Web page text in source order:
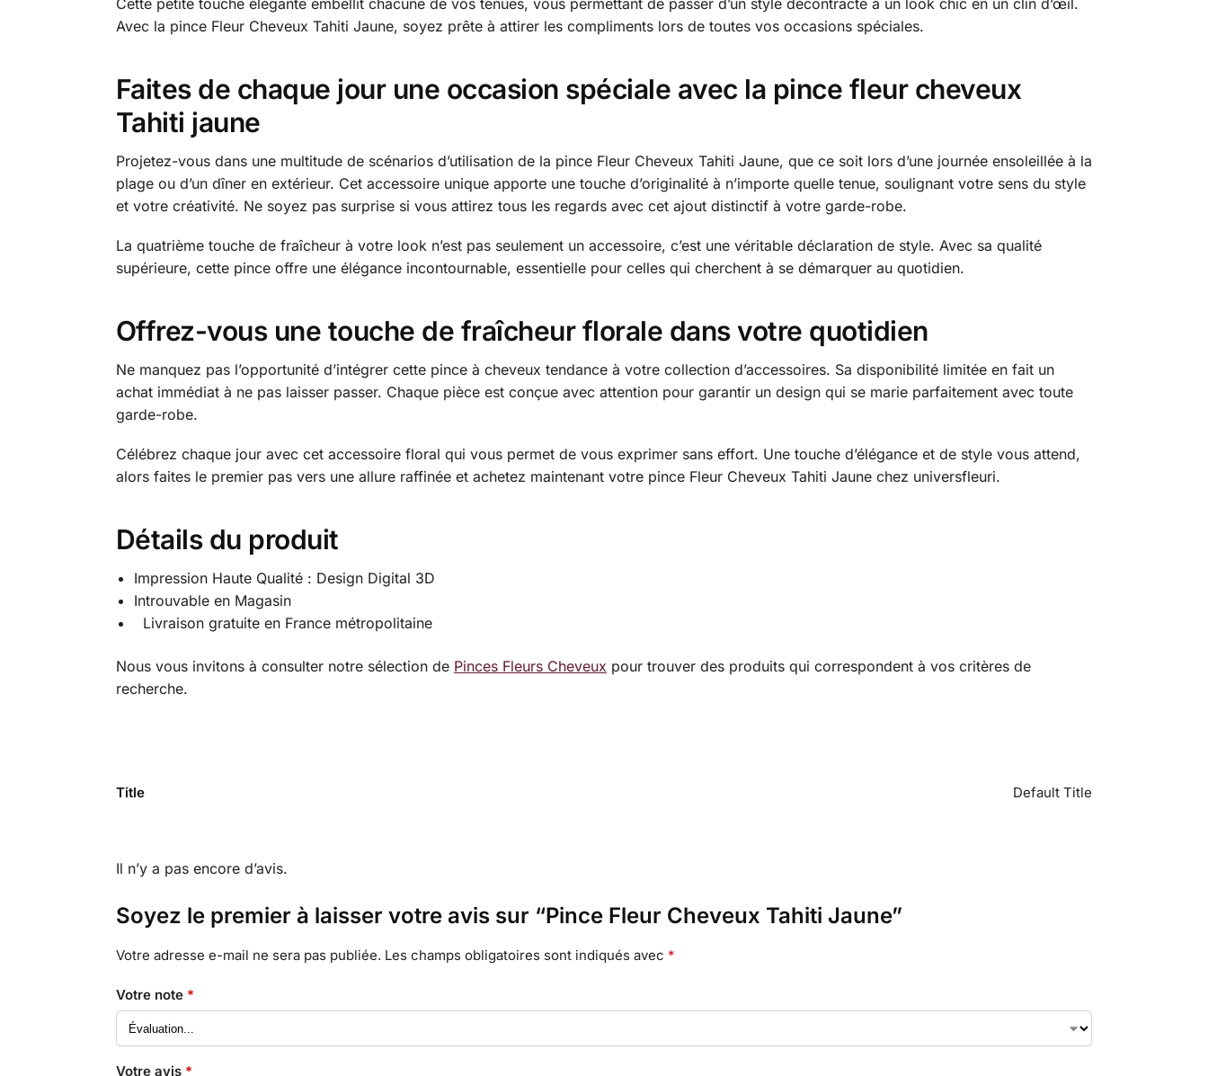
Cette petite touche élégante embellit chacune de vos tenues, vous permettant de passer d’un style décontracté à un look chic en un clin d’œil.
Avec la pince Fleur Cheveux Tahiti Jaune, soyez prête à attirer les compliments lors de toutes vos occasions spéciales.
Faites de chaque jour une occasion spéciale avec la pince fleur cheveux
Tahiti jaune
Projetez-vous dans une multitude de scénarios d’utilisation de la pince Fleur Cheveux Tahiti Jaune, que ce soit lors d’une journée ensoleillée à la
plage ou d’un dîner en extérieur. Cet accessoire unique apporte une touche d’originalité à n’importe quelle tenue, soulignant votre sens du style
et votre créativité. Ne soyez pas surprise si vous attirez tous les regards avec cet ajout distinctif à votre garde-robe.
La quatrième touche de fraîcheur à votre look n’est pas seulement un accessoire, c’est une véritable déclaration de style. Avec sa qualité
supérieure, cette pince offre une élégance incontournable, essentielle pour celles qui cherchent à se démarquer au quotidien.
Offrez-vous une touche de fraîcheur florale dans votre quotidien
Ne manquez pas l’opportunité d’intégrer cette pince à cheveux tendance à votre collection d’accessoires. Sa disponibilité limitée en fait un
achat immédiat à ne pas laisser passer. Chaque pièce est conçue avec attention pour garantir un design qui se marie parfaitement avec toute
garde-robe.
Célébrez chaque jour avec cet accessoire floral qui vous permet de vous exprimer sans effort. Une touche d’élégance et de style vous attend,
alors faites le premier pas vers une allure raffinée et achetez maintenant votre pince Fleur Cheveux Tahiti Jaune chez universfleuri.
Détails du produit
Impression Haute Qualité : Design Digital 3D
Introuvable en Magasin
Livraison gratuite en France métropolitaine
Nous vous invitons à consulter notre sélection de Pinces Fleurs Cheveux pour trouver des produits qui correspondent à vos critères de
recherche.
Title Default Title
Il n’y a pas encore d’avis.
Soyez le premier à laisser votre avis sur “Pince Fleur Cheveux Tahiti Jaune”
Votre adresse e-mail ne sera pas publiée. Les champs obligatoires sont indiqués avec *
Votre note *
Votre avis *